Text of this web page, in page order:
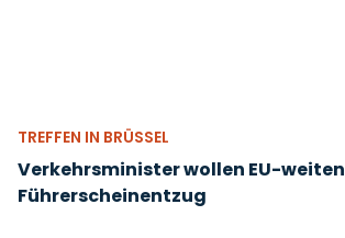
TREFFEN IN BRÜSSEL
Verkehrsminister wollen EU-weiten
Führerscheinentzug